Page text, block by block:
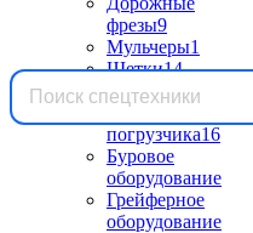
фрезы9
Мульчеры1
Щетки14
Вилы
для
погрузчика16
Буровое
оборудование
Грейферное
оборудование